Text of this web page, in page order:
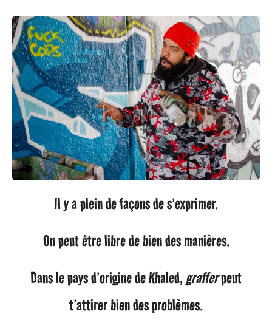
a
g
o
Il y a plein de façons de s’exprimer.
On peut être libre de bien des manières.
Dans le pays d’origine de Khaled,grafferpeut
t’attirer bien des problèmes.